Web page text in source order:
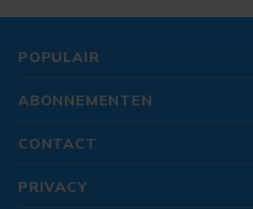
POPULAIR
ABONNEMENTEN
CONTACT
PRIVACY